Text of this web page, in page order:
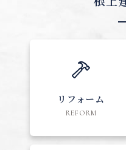
リフォーム
REFORM